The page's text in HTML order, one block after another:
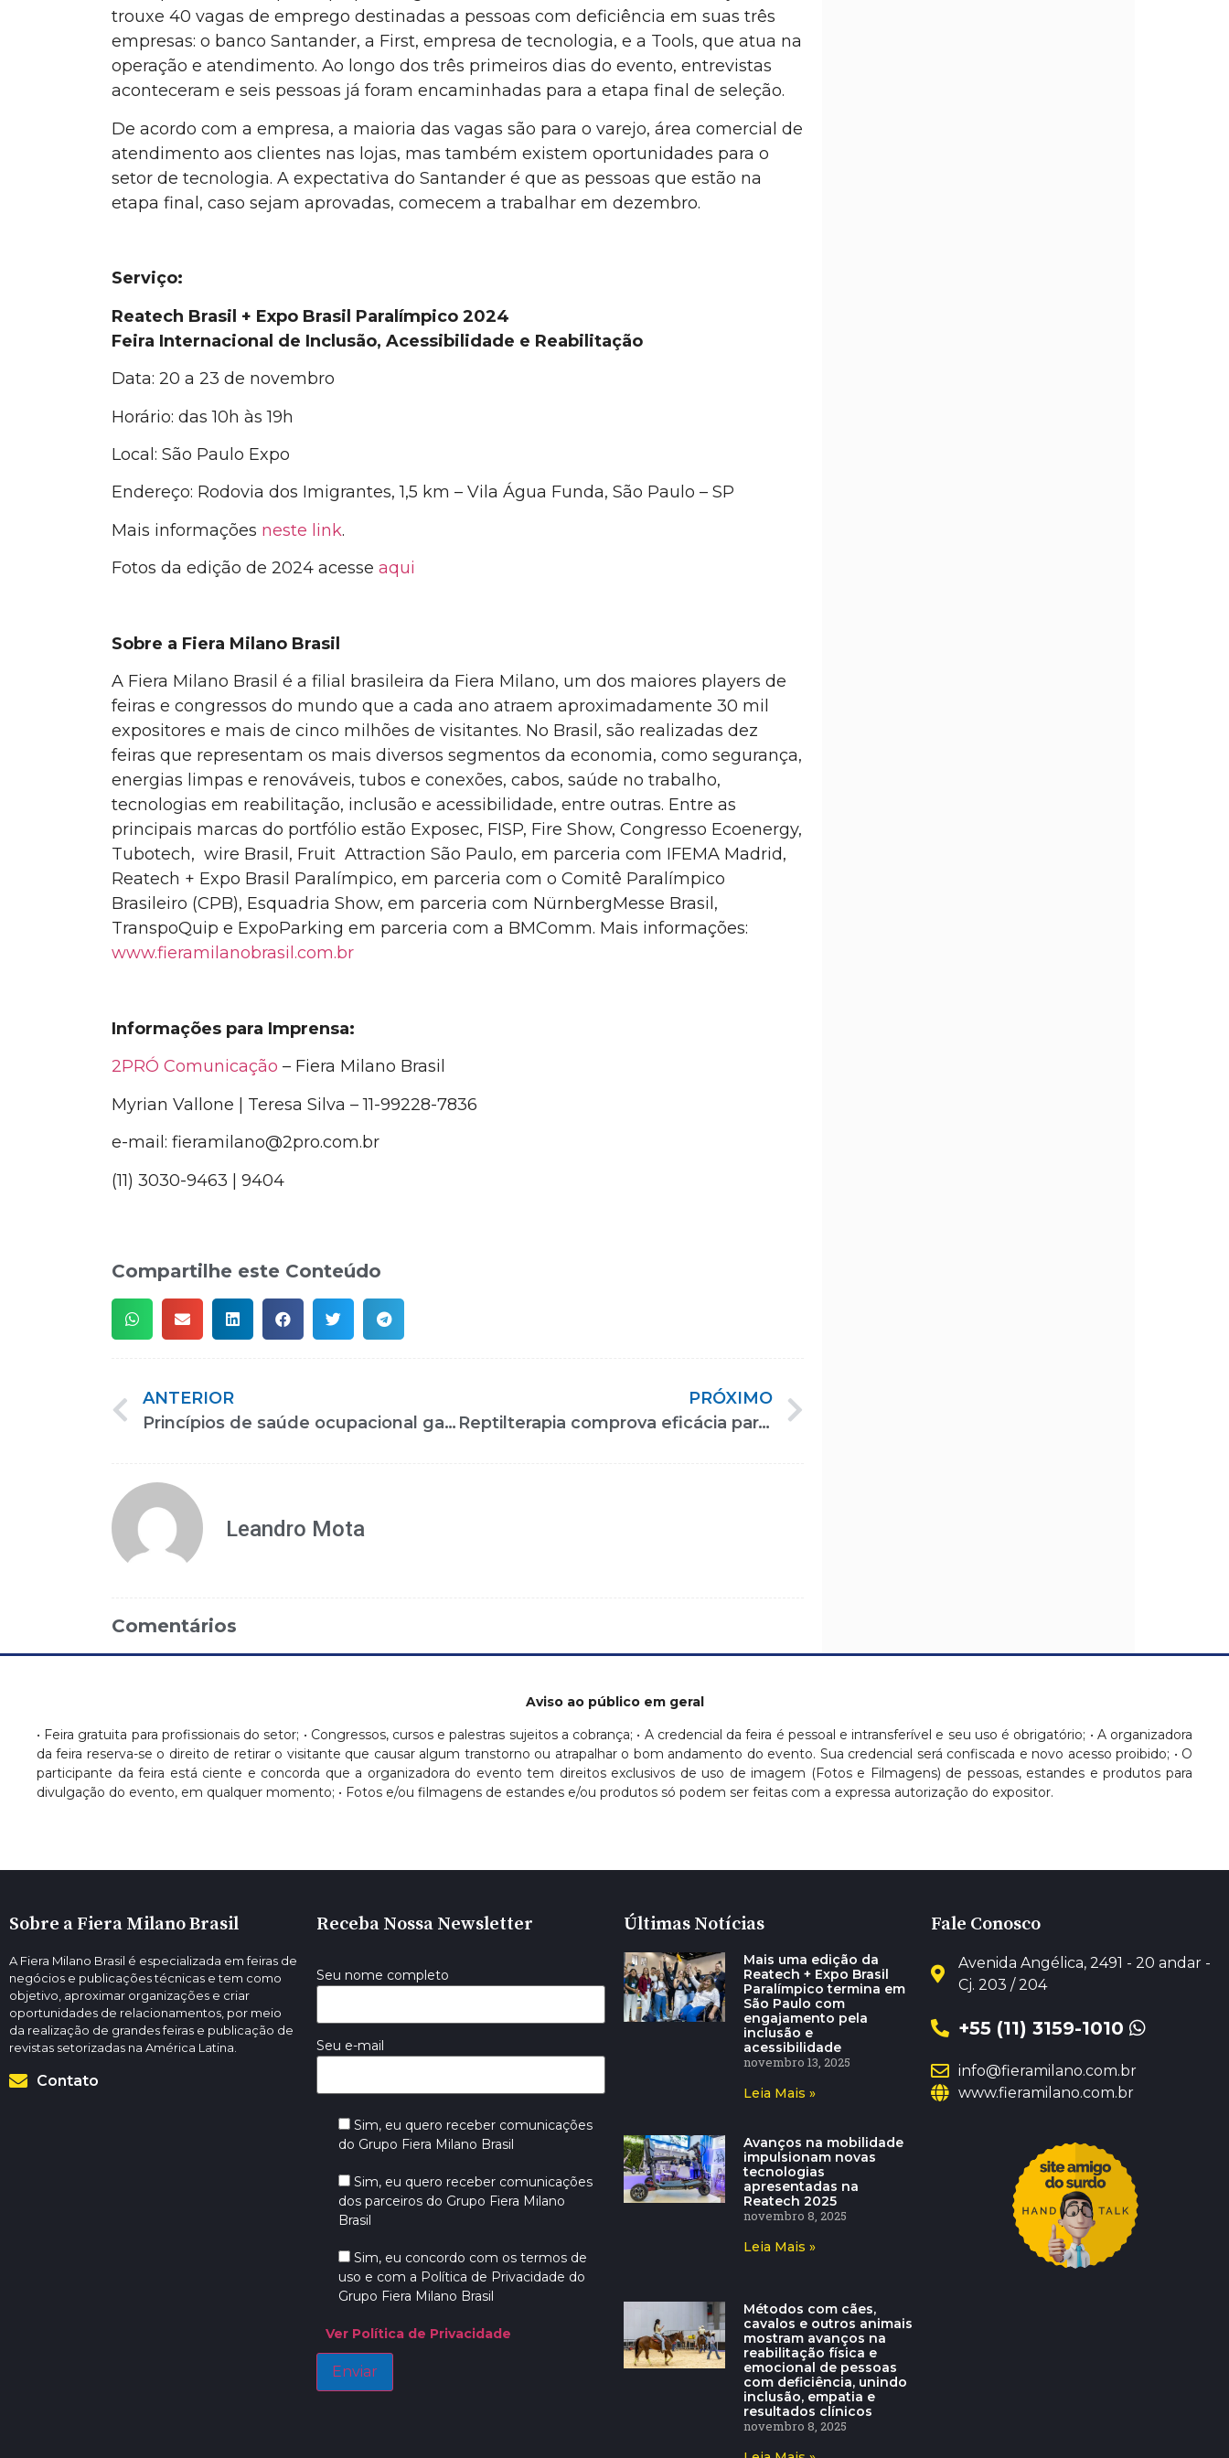
trouxe 40 vagas de emprego destinadas a pessoas com deficiência em suas três
empresas: o banco Santander, a First, empresa de tecnologia, e a Tools, que atua na
operação e atendimento. Ao longo dos três primeiros dias do evento, entrevistas
aconteceram e seis pessoas já foram encaminhadas para a etapa final de seleção.
De acordo com a empresa, a maioria das vagas são para o varejo, área comercial de
atendimento aos clientes nas lojas, mas também existem oportunidades para o
setor de tecnologia. A expectativa do Santander é que as pessoas que estão na
etapa final, caso sejam aprovadas, comecem a trabalhar em dezembro.
Serviço:
Reatech Brasil + Expo Brasil Paralímpico 2024
Feira Internacional de Inclusão, Acessibilidade e Reabilitação
Data: 20 a 23 de novembro
Horário: das 10h às 19h
Local: São Paulo Expo
Endereço: Rodovia dos Imigrantes, 1,5 km – Vila Água Funda, São Paulo – SP
Mais informações neste link.
Fotos da edição de 2024 acesse aqui
Sobre a Fiera Milano Brasil
A Fiera Milano Brasil é a filial brasileira da Fiera Milano, um dos maiores players de
feiras e congressos do mundo que a cada ano atraem aproximadamente 30 mil
expositores e mais de cinco milhões de visitantes. No Brasil, são realizadas dez
feiras que representam os mais diversos segmentos da economia, como segurança,
energias limpas e renováveis, tubos e conexões, cabos, saúde no trabalho,
tecnologias em reabilitação, inclusão e acessibilidade, entre outras. Entre as
principais marcas do portfólio estão Exposec, FISP, Fire Show, Congresso Ecoenergy,
Tubotech, wire Brasil , Fruit Attraction São Paulo, em parceria com IFEMA Madrid,
Reatech + Expo Brasil Paralímpico, em parceria com o Comitê Paralímpico
Brasileiro (CPB), Esquadria Show, em parceria com NürnbergMesse Brasil,
TranspoQuip e ExpoParking em parceria com a BMComm. Mais informações:
www.fieramilanobrasil.com.br
Informações para Imprensa:
2PRÓ Comunicação – Fiera Milano Brasil
Myrian Vallone | Teresa Silva – 11-99228-7836
e-mail: fieramilano@2pro.com.br
(11) 3030-9463 | 9404
Compartilhe este Conteúdo
ANTERIOR
Princípios de saúde ocupacional garantem a plena inclusão das pessoas com deficiência no trabalho
PRÓXIMO
Reptilterapia comprova eficácia para diferentes tipos de tratamento
Leandro Mota
Comentários
Aviso ao público em geral
• Feira gratuita para profissionais do setor; • Congressos, cursos e palestras sujeitos a cobrança; • A credencial da feira é pessoal e intransferível e seu uso é obrigatório; • A organizadora
da feira reserva-se o direito de retirar o visitante que causar algum transtorno ou atrapalhar o bom andamento do evento. Sua credencial será confiscada e novo acesso proibido; • O
participante da feira está ciente e concorda que a organizadora do evento tem direitos exclusivos de uso de imagem (Fotos e Filmagens) de pessoas, estandes e produtos para
divulgação do evento, em qualquer momento; • Fotos e/ou filmagens de estandes e/ou produtos só podem ser feitas com a expressa autorização do expositor.
Sobre a Fiera Milano Brasil
A Fiera Milano Brasil é especializada em feiras de
negócios e publicações técnicas e tem como
objetivo, aproximar organizações e criar
oportunidades de relacionamentos, por meio
da realização de grandes feiras e publicação de
revistas setorizadas na América Latina.
Contato
Receba Nossa Newsletter
Seu nome completo
Seu e-mail
Sim, eu quero receber comunicações
do Grupo Fiera Milano Brasil
Sim, eu quero receber comunicações
dos parceiros do Grupo Fiera Milano
Brasil
Sim, eu concordo com os termos de
uso e com a Política de Privacidade do
Grupo Fiera Milano Brasil
Ver Política de Privacidade
Últimas Notícias
Mais uma edição da
Reatech + Expo Brasil
Paralímpico termina em
São Paulo com
engajamento pela
inclusão e
acessibilidade
novembro 13, 2025
Leia Mais »
Avanços na mobilidade
impulsionam novas
tecnologias
apresentadas na
Reatech 2025
novembro 8, 2025
Leia Mais »
Métodos com cães,
cavalos e outros animais
mostram avanços na
reabilitação física e
emocional de pessoas
com deficiência, unindo
inclusão, empatia e
resultados clínicos
novembro 8, 2025
Fale Conosco
Avenida Angélica, 2491 - 20 andar -
Cj. 203 / 204
+55 (11) 3159-1010
info@fieramilano.com.br
www.fieramilano.com.br